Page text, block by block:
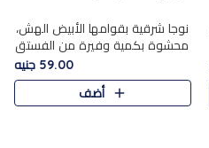
نوجا شرقية بقوامها الأبيض الهش،
محشوة بكمية وفيرة من الفستق
الفاخر لتمنحك نكهة غنية وقرمشة
مميزة في كل قطعة، لتجربة تجمع
بين الفخامة والمذاق..
59.00 جنيه
أضف